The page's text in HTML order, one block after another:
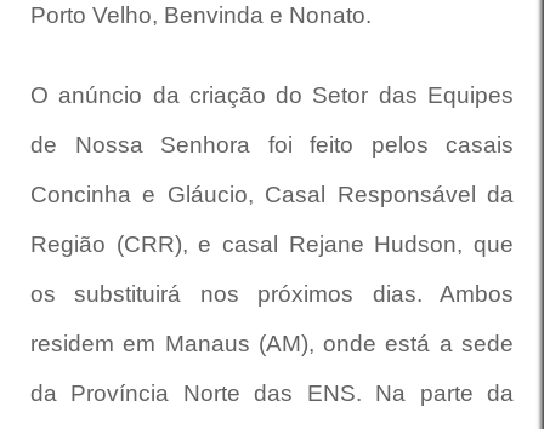
Porto Velho, Benvinda e Nonato.
O anúncio da criação do Setor das Equipes
de Nossa Senhora foi feito pelos casais
Concinha e Gláucio, Casal Responsável da
Região (CRR), e casal Rejane Hudson, que
os substituirá nos próximos dias. Ambos
residem em Manaus (AM), onde está a sede
da Província Norte das ENS. Na parte da